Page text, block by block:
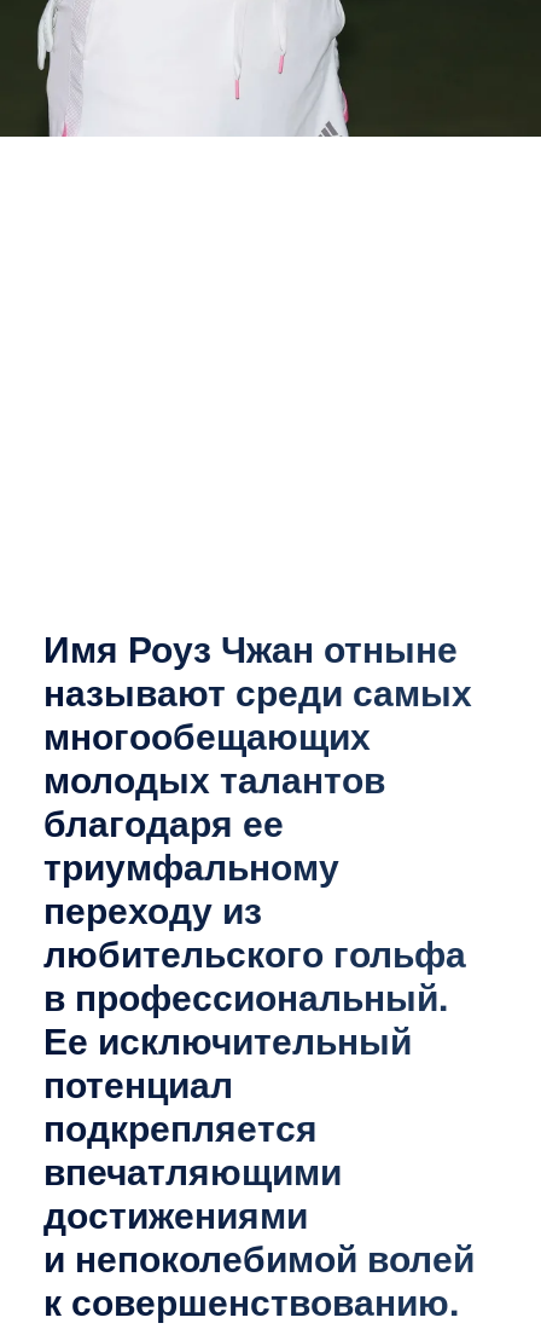
Имя Роуз Чжан отныне
называют среди самых
многообещающих
молодых талантов
благодаря ее
триумфальному
переходу из
любительского гольфа
в профессиональный.
Ее исключительный
потенциал
подкрепляется
впечатляющими
достижениями
и непоколебимой волей
к совершенствованию.